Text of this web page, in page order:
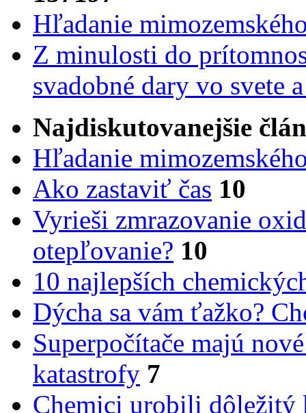
Hľadanie
Z minulosti do
svadobné dary vo svete
Najdiskutovanejšie
Hľadanie
Ako zastaviť čas 10
Vyrieši zmrazovanie
otepľovanie? 10
10 najlepších
Dýcha sa vám ťažko?
Superpočítače majú
katastrofy 7
Chemici urobili dôležitý